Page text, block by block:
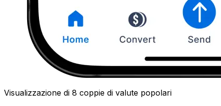
Visualizzazione di 8 coppie di valute popolari